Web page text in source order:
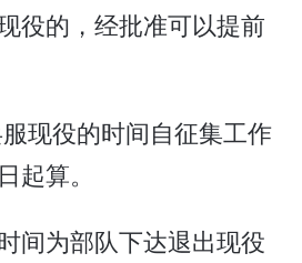
役的，经批准可以提前
现役的时间自征集工作
起算。
间为部队下达退出现役